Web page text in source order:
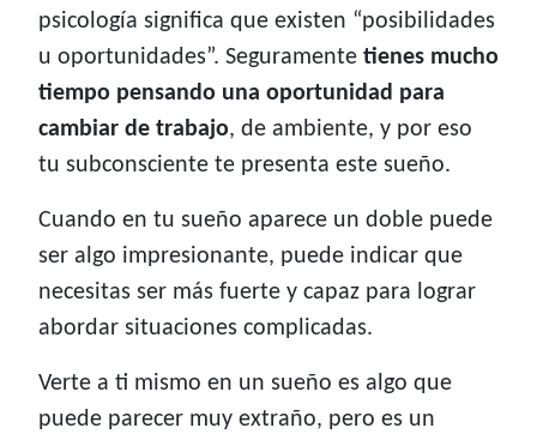
psicología significa que existen “posibilidades
u oportunidades”. Seguramente tienes mucho
tiempo pensando una oportunidad para
cambiar de trabajo, de ambiente, y por eso
tu subconsciente te presenta este sueño.
Cuando en tu sueño aparece un doble puede
ser algo impresionante, puede indicar que
necesitas ser más fuerte y capaz para lograr
abordar situaciones complicadas.
Verte a ti mismo en un sueño es algo que
puede parecer muy extraño, pero es un